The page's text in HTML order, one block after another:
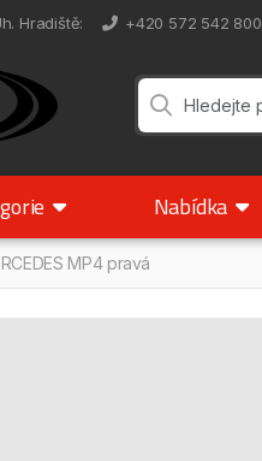
Hradiště: +420 572 542 800
Nabídka
MP4 pravá